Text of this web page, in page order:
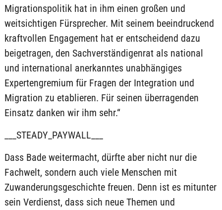
Migrationspolitik hat in ihm einen großen und
weitsichtigen Fürsprecher. Mit seinem beeindruckend
kraftvollen Engagement hat er entscheidend dazu
beigetragen, den Sachverständigenrat als national
und international anerkanntes unabhängiges
Expertengremium für Fragen der Integration und
Migration zu etablieren. Für seinen überragenden
Einsatz danken wir ihm sehr.“
___STEADY_PAYWALL___
Dass Bade weitermacht, dürfte aber nicht nur die
Fachwelt, sondern auch viele Menschen mit
Zuwanderungsgeschichte freuen. Denn ist es mitunter
sein Verdienst, dass sich neue Themen und